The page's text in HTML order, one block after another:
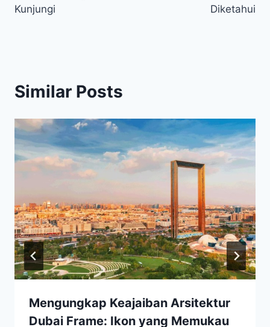
Kunjungi
Diketahui
Similar Posts
Mengungkap Keajaiban Arsitektur
Dubai Frame: Ikon yang Memukau